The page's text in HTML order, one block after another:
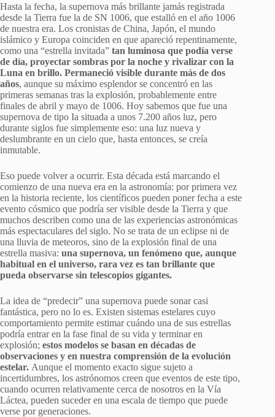
Hasta la fecha, la supernova más brillante jamás registrada
desde la Tierra fue la de SN 1006, que estalló en el año 1006
de nuestra era. Los cronistas de China, Japón, el mundo
islámico y Europa coinciden en que apareció repentinamente,
como una “estrella invitada” tan luminosa que podía verse
de día, proyectar sombras por la noche y rivalizar con la
Luna en brillo. Permaneció visible durante más de dos
años, aunque su máximo esplendor se concentró en las
primeras semanas tras la explosión, probablemente entre
finales de abril y mayo de 1006. Hoy sabemos que fue una
supernova de tipo Ia situada a unos 7.200 años luz, pero
durante siglos fue simplemente eso: una luz nueva y
deslumbrante en un cielo que, hasta entonces, se creía
inmutable.
Eso puede volver a ocurrir. Esta década está marcando el
comienzo de una nueva era en la astronomía: por primera vez
en la historia reciente, los científicos pueden poner fecha a este
evento cósmico que podría ser visible desde la Tierra y que
muchos describen como una de las experiencias astronómicas
más espectaculares del siglo. No se trata de un eclipse ni de
una lluvia de meteoros, sino de la explosión final de una
estrella masiva: una supernova, un fenómeno que, aunque
habitual en el universo, rara vez es tan brillante que
pueda observarse sin telescopios gigantes.
La idea de “predecir” una supernova puede sonar casi
fantástica, pero no lo es. Existen sistemas estelares cuyo
comportamiento permite estimar cuándo una de sus estrellas
podría entrar en la fase final de su vida y terminar en
explosión; estos modelos se basan en décadas de
observaciones y en nuestra comprensión de la evolución
estelar. Aunque el momento exacto sigue sujeto a
incertidumbres, los astrónomos creen que eventos de este tipo,
cuando ocurren relativamente cerca de nosotros en la Vía
Láctea, pueden suceder en una escala de tiempo que puede
verse por generaciones.